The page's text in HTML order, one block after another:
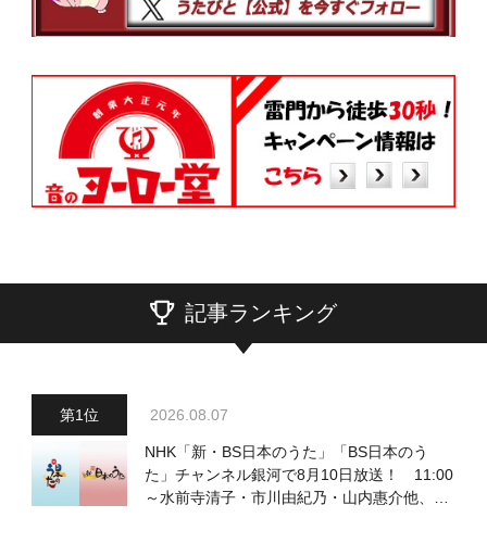
記事ランキング
2026.08.07
NHK「新・BS日本のうた」「BS日本のう
た」チャンネル銀河で8月10日放送！ 11:00
～水前寺清子・市川由紀乃・山内惠介他、